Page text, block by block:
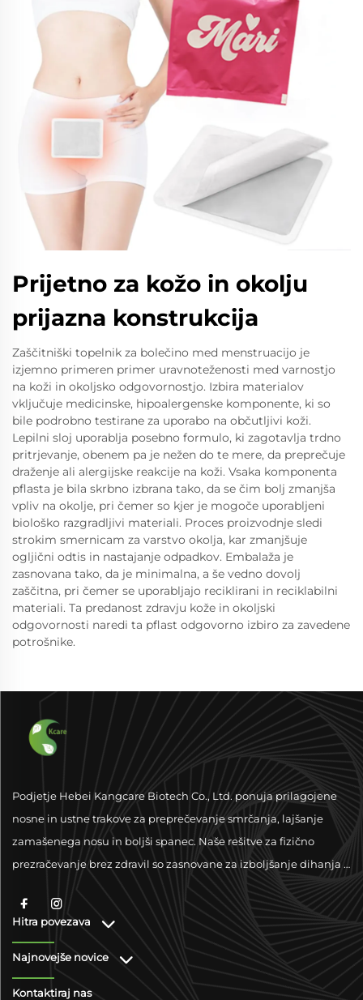
Prijetno za kožo in okolju
prijazna konstrukcija
Zaščitniški topelnik za bolečino med menstruacijo je
izjemno primeren primer uravnoteženosti med varnostjo
na koži in okoljsko odgovornostjo. Izbira materialov
vključuje medicinske, hipoalergenske komponente, ki so
bile podrobno testirane za uporabo na občutljivi koži.
Lepilni sloj uporablja posebno formulo, ki zagotavlja trdno
pritrjevanje, obenem pa je nežen do te mere, da preprečuje
draženje ali alergijske reakcije na koži. Vsaka komponenta
pflasta je bila skrbno izbrana tako, da se čim bolj zmanjša
vpliv na okolje, pri čemer so kjer je mogoče uporabljeni
biološko razgradljivi materiali. Proces proizvodnje sledi
strokim smernicam za varstvo okolja, kar zmanjšuje
ogljični odtis in nastajanje odpadkov. Embalaža je
zasnovana tako, da je minimalna, a še vedno dovolj
zaščitna, pri čemer se uporabljajo reciklirani in reciklabilni
materiali. Ta predanost zdravju kože in okoljski
odgovornosti naredi ta pflast odgovorno izbiro za zavedene
potrošnike.
Podjetje Hebei Kangcare Biotech Co., Ltd. ponuja prilagojene
nosne in ustne trakove za preprečevanje smrčanja, lajšanje
zamašenega nosu in boljši spanec. Naše rešitve za fizično
prezračevanje brez zdravil so zasnovane za izboljšanje dihanja z
Hitra povezava
Najnovejše novice
Kontaktiraj nas